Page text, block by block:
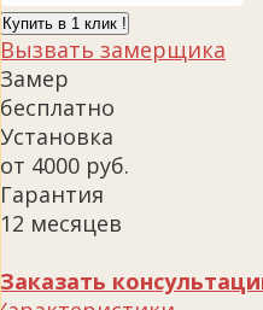
Купить в 1 клик !
Вызвать замерщика
Замер
бесплатно
Установка
от 4000 руб.
Гарантия
12 месяцев
Заказать